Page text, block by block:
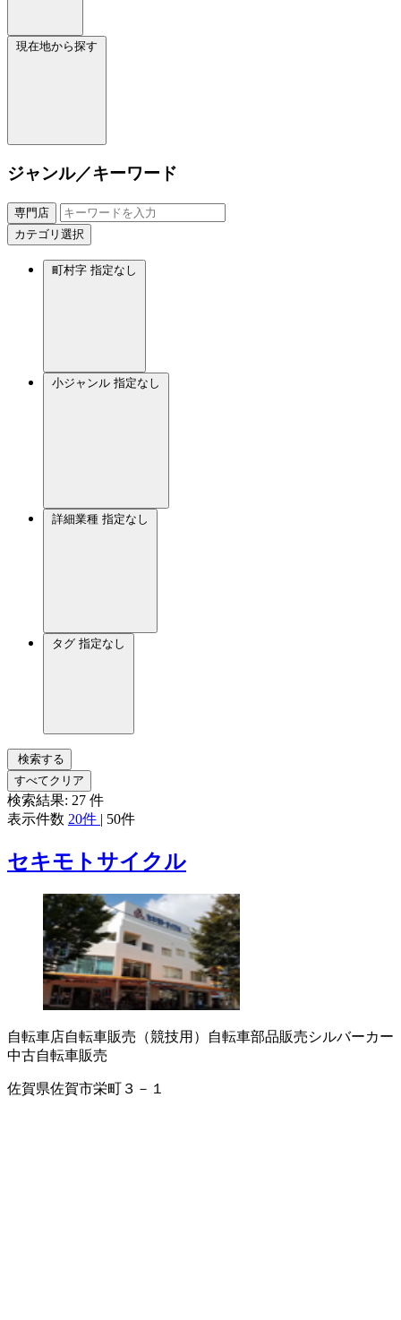
現在地から探す
ジャンル／キーワード
専門店
カテゴリ選択
町村字 指定なし
小ジャンル 指定なし
詳細業種 指定なし
タグ 指定なし
検索する
すべてクリア
検索結果: 27 件
表示件数 20件 | 50件
セキモトサイクル
自転車店自転車販売（競技用） 自転車部品販売シルバーカー
中古自転車販売
佐賀県佐賀市栄町３－１